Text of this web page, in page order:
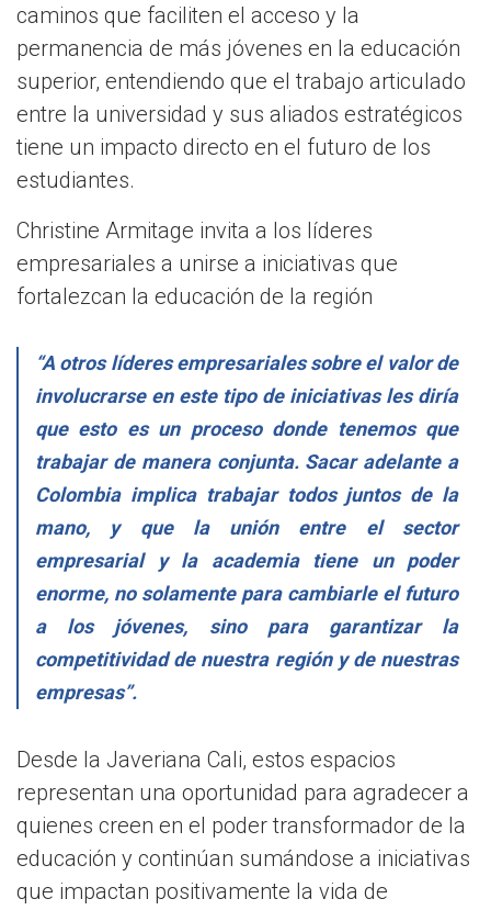
caminos que faciliten el acceso y la
permanencia de más jóvenes en la educación
superior, entendiendo que el trabajo articulado
entre la universidad y sus aliados estratégicos
tiene un impacto directo en el futuro de los
estudiantes.
Christine Armitage invita a los líderes
empresariales a unirse a iniciativas que
fortalezcan la educación de la región
“A otros líderes empresariales sobre el valor de
involucrarse en este tipo de iniciativas les diría
que esto es un proceso donde tenemos que
trabajar de manera conjunta. Sacar adelante a
Colombia implica trabajar todos juntos de la
mano, y que la unión entre el sector
empresarial y la academia tiene un poder
enorme, no solamente para cambiarle el futuro
a los jóvenes, sino para garantizar la
competitividad de nuestra región y de nuestras
empresas”.
Desde la Javeriana Cali, estos espacios
representan una oportunidad para agradecer a
quienes creen en el poder transformador de la
educación y continúan sumándose a iniciativas
que impactan positivamente la vida de